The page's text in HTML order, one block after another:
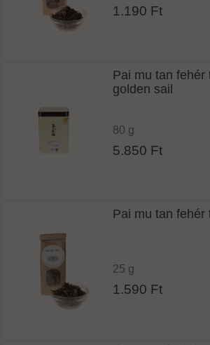
1.190 Ft
Pai mu tan fehér
golden sail
80 g
5.850 Ft
Pai mu tan fehér
25 g
1.590 Ft